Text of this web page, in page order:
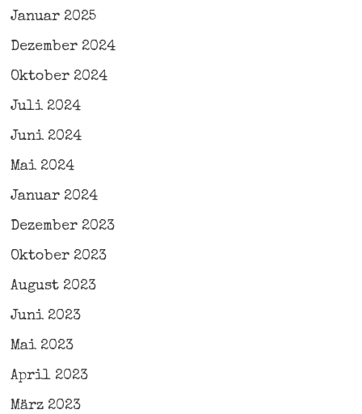
Januar 2025
Dezember 2024
Oktober 2024
Juli 2024
Juni 2024
Mai 2024
Januar 2024
Dezember 2023
Oktober 2023
August 2023
Juni 2023
Mai 2023
April 2023
März 2023